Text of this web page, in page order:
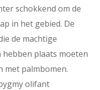
schokkend om de
in het gebied. De
de machtige
plaats moeten
met palmbomen.
olifant